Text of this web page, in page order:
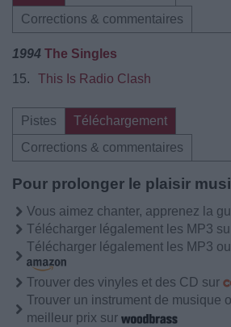
Corrections & commentaires
1994 The Singles
15.
This Is Radio Clash
Pistes
Téléchargement
Corrections & commentaires
Pour prolonger le plaisir
Vous aimez chanter, apprenez la
Télécharger légalement les MP3
Télécharger légalement les MP3
Trouver des vinyles et des CD sur
Trouver un instrument de musique
meilleur prix sur